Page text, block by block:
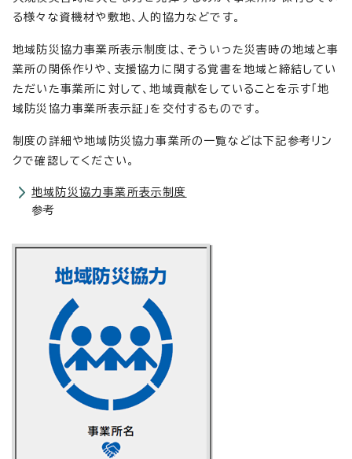
る様々な資機材や敷地、人的協力などです。
地域防災協力事業所表示制度は、そういった災害時の地域と事
業所の関係作りや、支援協力に関する覚書を地域と締結してい
ただいた事業所に対して、地域貢献をしていることを示す「地
域防災協力事業所表示証」を交付するものです。
制度の詳細や地域防災協力事業所の一覧などは下記参考リン
クで確認してください。
地域防災協力事業所表示制度
参考